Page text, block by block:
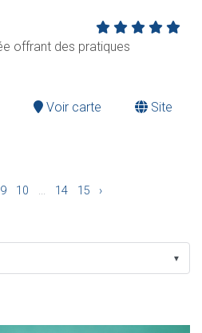
offrant des pratiques
Voir carte
Site
9 10 ... 14 15 ›
▼